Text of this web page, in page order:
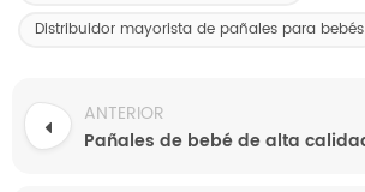
Distribuidor mayorista de pañales para bebés
ANTERIOR